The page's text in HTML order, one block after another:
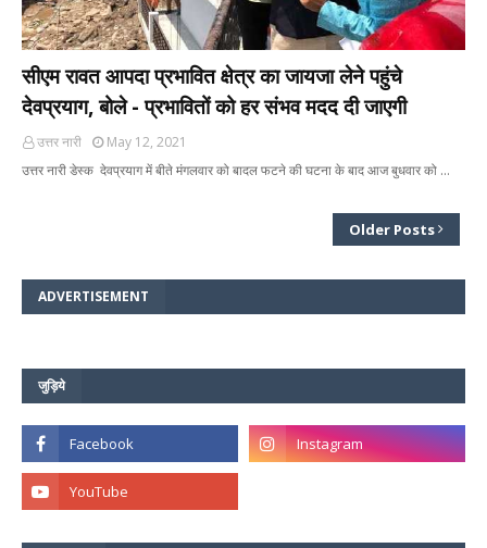
सीएम रावत आपदा प्रभावित क्षेत्र का जायजा लेने पहुंचे
देवप्रयाग, बोले - प्रभावितों को हर संभव मदद दी जाएगी
उत्तर नारी
May 12, 2021
उत्तर नारी डेस्क देवप्रयाग में बीते मंगलवार को बादल फटने की घटना के बाद आज बुधवार को …
Older Posts
ADVERTISEMENT
जुड़िये